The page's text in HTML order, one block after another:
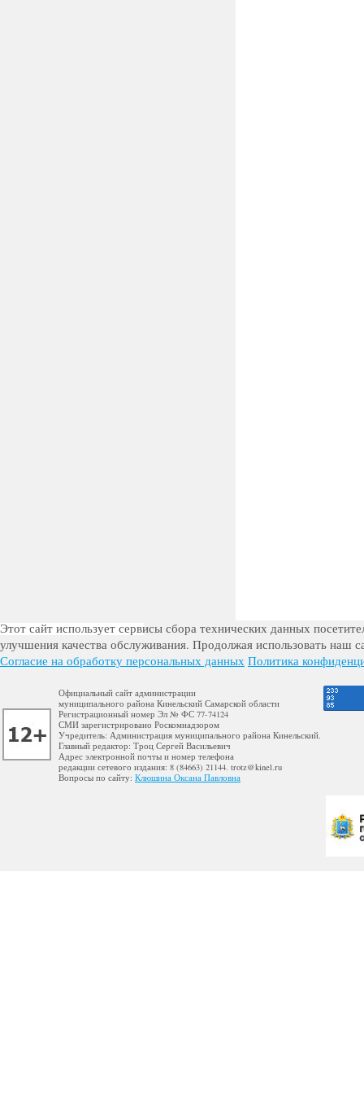
Этот сайт использует сервисы сбора технических данных
улучшения качества обслуживания. Продолжая использовать наш
Согласие на обработку персональных данных Политика
Официальный сайт администрации
муниципального района Кинельский Самарской области
Регистрационный номер Эл № ФС 77-74124
СМИ зарегистрировано Роскомнадзором
Учредитель: Администрация муниципального района Кинельский.
Главный редактор: Троц Сергей Васильевич
Адрес электронной почты и номер телефона
редакции сетевого издания: 8 (84663) 21144. trotz@kinel.ru
Вопросы по сайту: Клюшина Оксана Павловна